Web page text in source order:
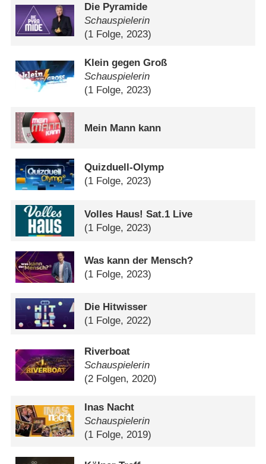
Die Pyramide
Schauspielerin
(1 Folge, 2023)
Klein gegen Groß
Schauspielerin
(1 Folge, 2023)
Mein Mann kann
Quizduell-Olymp
(1 Folge, 2023)
Volles Haus! Sat.1 Live
(1 Folge, 2023)
Was kann der Mensch?
(1 Folge, 2023)
Die Hitwisser
(1 Folge, 2022)
Riverboat
Schauspielerin
(2 Folgen, 2020)
Inas Nacht
Schauspielerin
(1 Folge, 2019)